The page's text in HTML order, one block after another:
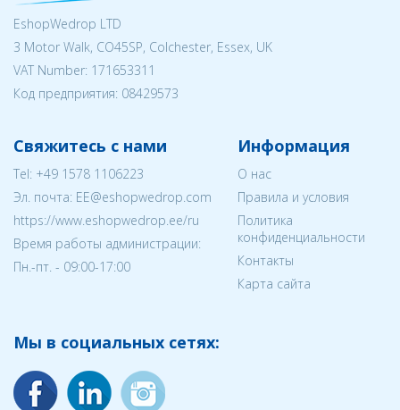
EshopWedrop LTD
3 Motor Walk, CO45SP, Colchester, Essex, UK
VAT Number: 171653311
Код предприятия: 08429573
Свяжитесь с нами
Tel: +49 1578 1106223
Эл. почта: EE@eshopwedrop.com
https://www.eshopwedrop.ee/ru
Время работы администрации:
Пн.-пт. - 09:00-17:00
Информация
О нас
Правила и условия
Политика
конфиденциальности
Контакты
Карта сайта
Мы в социальных сетях: